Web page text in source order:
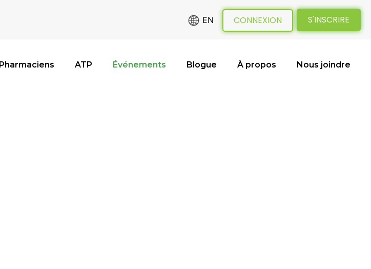
EN CONNEXION S'INSCRIRE
Pharmaciens ATP Événements Blogue À propos Nous joindre